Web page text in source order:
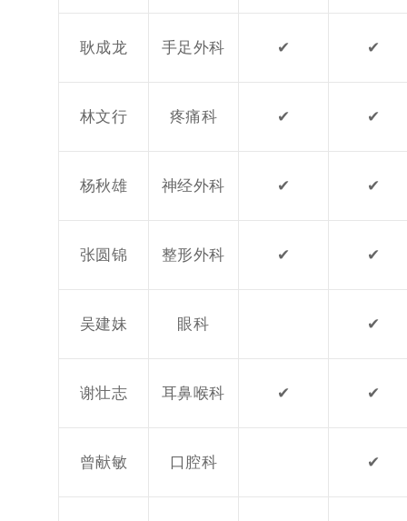
耿成龙 手足外科 ✔ ✔
林文行 疼痛科 ✔ ✔
杨秋雄 神经外科 ✔ ✔
张圆锦 整形外科 ✔ ✔
吴建妹 眼科 ✔
谢壮志 耳鼻喉科 ✔ ✔
曾献敏 口腔科 ✔